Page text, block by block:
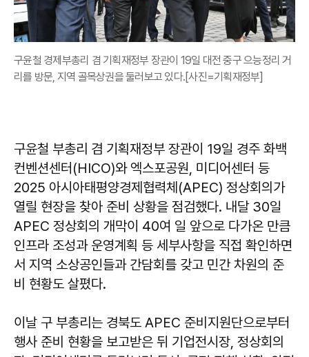
구윤철 경제부총리 겸 기획재정부 장관이 19일 대전 중구 으능정리 거
리를 방문, 지역 골목상권을 둘러보고 있다.[사진=기획재정부]
구윤철 부총리 겸 기획재정부 장관이 19일 경주 화백
컨벤션센터(HICO)와 엑스포공원, 미디어센터 등
2025 아시아태평양경제협력체(APEC) 정상회의가
열릴 현장을 찾아 준비 상황을 점검했다. 내달 30일
APEC 정상회의 개막이 40여 일 앞으로 다가온 만큼
인프라 조성과 운영계획 등 세부사항을 직접 확인하면
서 지역 소상공인들과 간담회를 갖고 민간 차원의 준
비 현황도 살폈다.
이날 구 부총리는 경북도 APEC 준비지원단으로부터
행사 준비 현황을 보고받은 뒤 기업전시장, 정상회의